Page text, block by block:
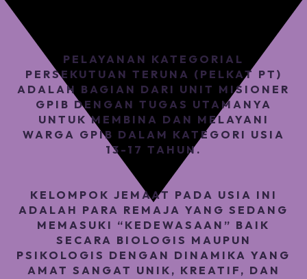
PELAYANAN KATEGORIAL
PERSEKUTUAN TERUNA (PELKAT PT)
ADALAH BAGIAN DARI UNIT MISIONER
GPIB DENGAN TUGAS UTAMANYA
UNTUK MEMBINA DAN MELAYANI
WARGA GPIB DALAM KATEGORI USIA
13-17 TAHUN.
KELOMPOK JEMAAT PADA USIA INI
ADALAH PARA REMAJA YANG SEDANG
MEMASUKI “KEDEWASAAN” BAIK
SECARA BIOLOGIS MAUPUN
PSIKOLOGIS DENGAN DINAMIKA YANG
AMAT SANGAT UNIK, KREATIF, DAN